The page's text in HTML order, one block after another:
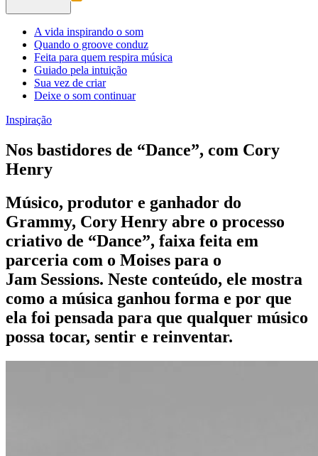
A vida inspirando o som
Quando o groove conduz
Feita para quem respira música
Guiado pela intuição
Sua vez de criar
Deixe o som continuar
Inspiração
Nos bastidores de “Dance”, com Cory
Henry
Músico, produtor e ganhador do
Grammy, Cory Henry abre o processo
criativo de “Dance”, faixa feita em
parceria com o Moises para o
Jam Sessions. Neste conteúdo, ele mostra
como a música ganhou forma e por que
ela foi pensada para que qualquer músico
possa tocar, sentir e reinventar.